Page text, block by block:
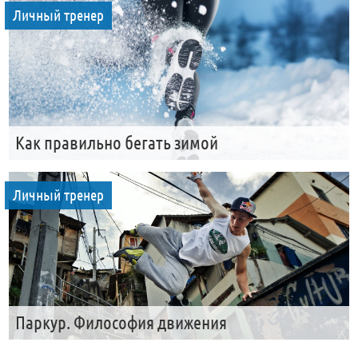
Личный тренер
Как правильно бегать зимой
Личный тренер
Паркур. Философия движения